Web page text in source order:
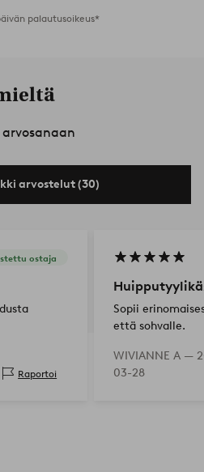
palautusoikeus*
arvosanaan
arvostelut (30)
ostaja
Raportoi
Sopii
että sohvalle.
WIVIANNE A —
03-28